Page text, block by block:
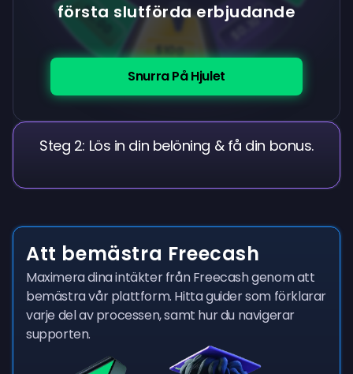
första slutförda erbjudande
Snurra På Hjulet
$100
$5.00 $0.10
Steg 2: Lös in din belöning & få din bonus.
Att bemästra Freecash
Maximera dina intäkter från Freecash genom att
bemästra vår plattform. Hitta guider som förklarar
varje del av processen, samt hur du navigerar
supporten.